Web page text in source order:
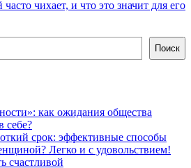
чихает, и что это значит для его
Поиск
как ожидания общества
себе?
срок: эффективные способы
Легко и с удовольствием!
счастливой